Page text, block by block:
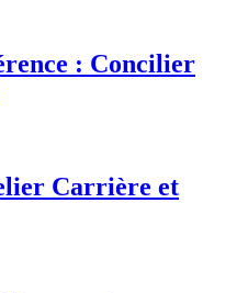
: Concilier
Carrière et